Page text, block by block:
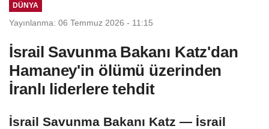
DÜNYA
Yayınlanma: 06 Temmuz 2026 - 11:15
İsrail Savunma Bakanı Katz'dan
Hamaney'in ölümü üzerinden
İranlı liderlere tehdit
İsrail Savunma Bakanı Katz — İsrail